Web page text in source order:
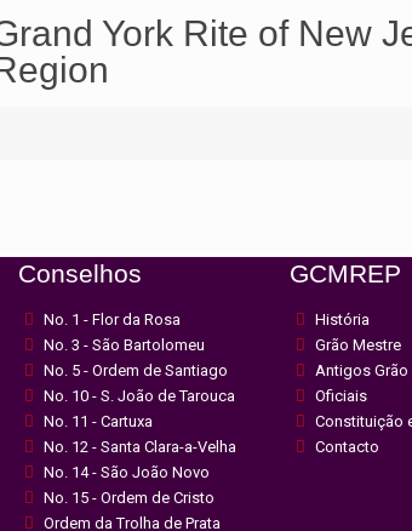
York Rite of New
Conselhos
No. 1 - Flor da Rosa
No. 3 - São Bartolomeu
No. 5 - Ordem de Santiago
No. 10 - S. João de Tarouca
No. 11 - Cartuxa
No. 12 - Santa Clara-a-Velha
No. 14 - São João Novo
No. 15 - Ordem de Cristo
Ordem da Trolha de Prata
GCMREP
História
Grão Mestre
Antigos
Oficiais
Constituição
Contacto
Manage consent